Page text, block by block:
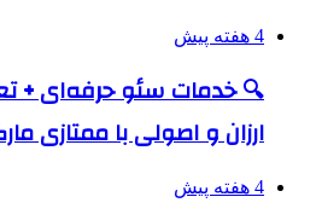
4 هفته پیش
ارزان و اصولی با ممتازی
4 هفته پیش